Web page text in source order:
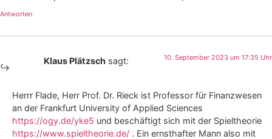
Antworten
Klaus Plätzsch sagt: 10. September 2023 um 17:35 Uhr
Herrr Flade, Herr Prof. Dr. Rieck ist Professor für Finanzwesen
an der Frankfurt University of Applied Sciences
https://ogy.de/yke5 und beschäftigt sich mit der Spieltheorie
https://www.spieltheorie.de/ . Ein ernsthafter Mann also mit